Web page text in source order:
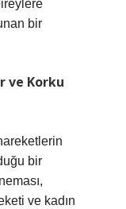
bir
ve Korku
bir
ve kadın